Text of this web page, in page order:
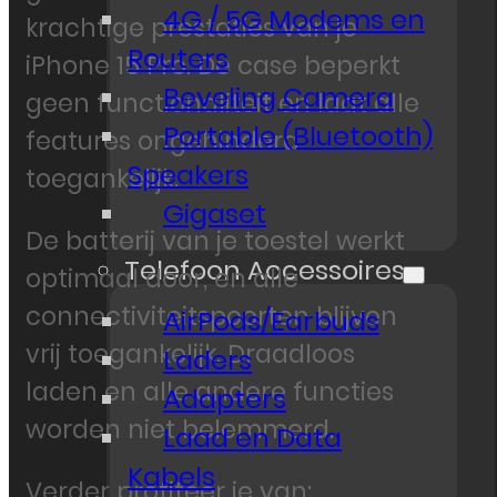
4G / 5G Modems en
Routers
Beveling Camera
Portable (Bluetooth)
Speakers
Gigaset
Telefoon Accessoires
AirPods/Earbuds
Laders
Adapters
Laad en Data
Kabels
krachtige prestaties van je
iPhone 15 Pro. De case beperkt
geen functionaliteit en laat alle
features ongehinderd
toegankelijk.
De batterij van je toestel werkt
optimaal door, en alle
connectiviteitspoorten blijven
vrij toegankelijk. Draadloos
laden en alle andere functies
worden niet belemmerd.